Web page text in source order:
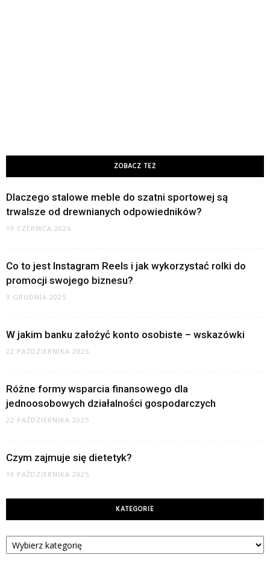
ZOBACZ TEŻ
Dlaczego stalowe meble do szatni sportowej są
trwalsze od drewnianych odpowiedników?
19 CZERWCA 2026
Co to jest Instagram Reels i jak wykorzystać rolki do
promocji swojego biznesu?
3 GRUDNIA 2025
W jakim banku założyć konto osobiste – wskazówki
22 PAŹDZIERNIKA 2025
Różne formy wsparcia finansowego dla
jednoosobowych działalności gospodarczych
22 PAŹDZIERNIKA 2025
Czym zajmuje się dietetyk?
19 PAŹDZIERNIKA 2025
KATEGORIE
Kategorie